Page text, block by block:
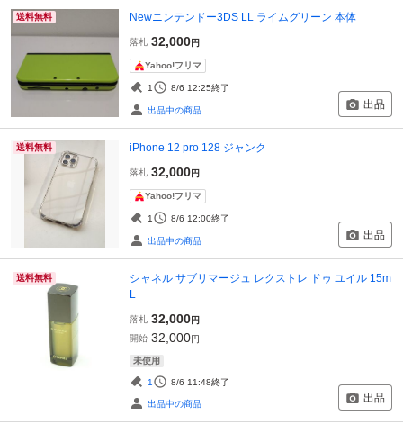
送料無料 Newニンテンドー3DS LL ライムグリーン 本体
落札 32,000円
Yahoo!フリマ
1 8/6 12:25終了
出品中の商品 出品
送料無料 iPhone 12 pro 128 ジャンク
落札 32,000円
Yahoo!フリマ
1 8/6 12:00終了
出品中の商品 出品
送料無料
シャネル サブリマージュ レクストレ ドゥ ユイル 15m
L
落札 32,000円
開始 32,000円
未使用
1 8/6 11:48終了
出品中の商品 出品